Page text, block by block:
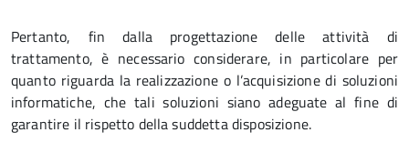
Pertanto, fin dalla progettazione delle attività di
trattamento, è necessario considerare, in particolare per
quanto riguarda la realizzazione o l’acquisizione di soluzioni
informatiche, che tali soluzioni siano adeguate al fine di
garantire il rispetto della suddetta disposizione.